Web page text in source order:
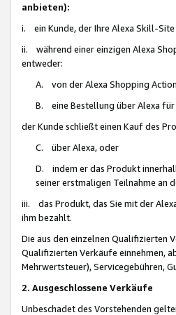
anbieten):
i. ein Kunde, der Ihre Alexa Skill-
ii. während einer einzigen Alexa
entweder:
A. von der Alexa Shopping
B. eine Bestellung über Alexa für
der Kunde schließt einen Kauf des
C. über Alexa, oder
D. indem er das Produkt
seiner erstmaligen Teilnahme an
iii. das Produkt, das Sie mit der
ihm bezahlt.
Die aus den einzelnen Qualifizierten
Qualifizierten Verkäufe einnehmen,
Mehrwertsteuer), Servicegebühren,
2. Ausgeschlossene Verkäufe
Unbeschadet des Vorstehenden